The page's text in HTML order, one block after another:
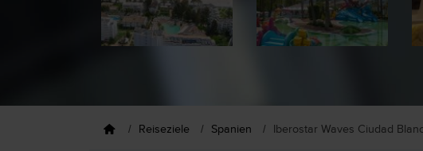
Reiseziele Spanien Iberostar Waves Ciudad